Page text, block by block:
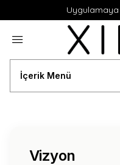
Uygulamaya
İçerik Menü
Vizyon